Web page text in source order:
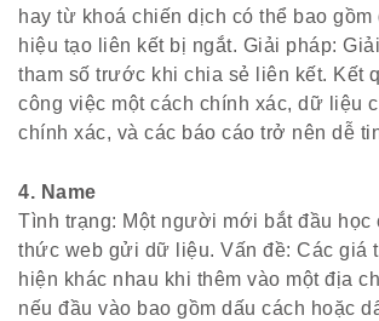
hay từ khoá chiến dịch có thể bao gồm
hiệu tạo liên kết bị ngắt. Giải pháp:
tham số trước khi chia sẻ liên kết. Kết
công việc một cách chính xác, dữ liệu
chính xác, và các báo cáo trở nên dễ
4. Name
Tình trạng: Một người mới bắt đầu học
thức web gửi dữ liệu. Vấn đề: Các giá
hiện khác nhau khi thêm vào một địa
nếu đầu vào bao gồm dấu cách hoặc